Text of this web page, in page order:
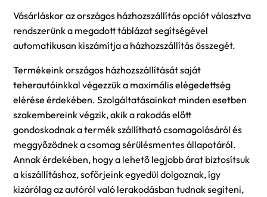
Vásárláskor az országos házhozszállítás opciót választva
rendszerünk a megadott táblázat segítségével
automatikusan kiszámítja a házhozszállítás összegét.
Termékeink országos házhozszállítását saját
teherautóinkkal végezzük a maximális elégedettség
elérése érdekében. Szolgáltatásainkat minden esetben
szakembereink végzik, akik a rakodás előtt
gondoskodnak a termék szállítható csomagolásáról és
meggyőzödnek a csomag sérülésmentes állapotáról.
Annak érdekében, hogy a lehető legjobb árat biztosítsuk
a kiszállításhoz, sofőrjeink egyedül dolgoznak, így
kizárólag az autóról való lerakodásban tudnak segíteni,